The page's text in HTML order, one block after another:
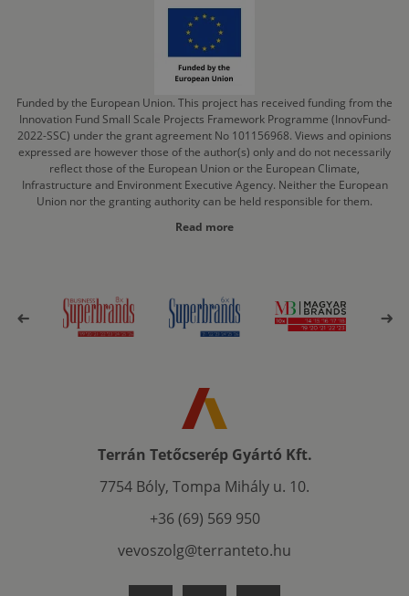
Funded by the European Union. This project has received funding from the
Innovation Fund Small Scale Projects Framework Programme (InnovFund-
2022-SSC) under the grant agreement No 101156968. Views and opinions
expressed are however those of the author(s) only and do not necessarily
reflect those of the European Union or the European Climate,
Infrastructure and Environment Executive Agency. Neither the European
Union nor the granting authority can be held responsible for them.
Read more
Terrán Tetőcserép Gyártó Kft.
7754 Bóly, Tompa Mihály u. 10.
+36 (69) 569 950
vevoszolg@terranteto.hu